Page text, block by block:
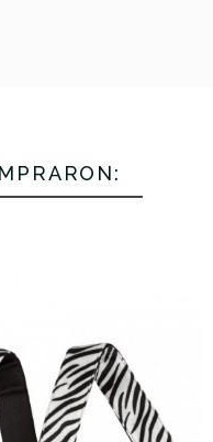
JUEGELEDAD038
para comparar